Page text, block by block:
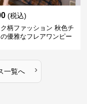
(税込)
柄ファッション 秋色チ
優雅なフレアワンピー
一覧へ ›